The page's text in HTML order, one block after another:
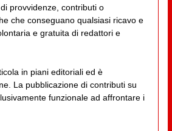
provvidenze, contributi o
che conseguano qualsiasi ricavo e
e gratuita di redattori e
in piani editoriali ed è
La pubblicazione di contributi su
funzionale ad affrontare i